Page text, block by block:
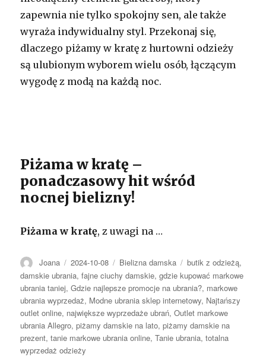
zapewnia nie tylko spokojny sen, ale także
wyraża indywidualny styl. Przekonaj się,
dlaczego piżamy w kratę z hurtowni odzieży
są ulubionym wyborem wielu osób, łączącym
wygodę z modą na każdą noc.
Piżama w kratę –
ponadczasowy hit wśród
nocnej bielizny!
Piżama w kratę, z uwagi na …
Autor
Joana Opublikowano
2024-10-08 Kategorie
Bielizna damska Tagi
butik z odzieżą,
damskie ubrania,fajne ciuchy damskie,gdzie kupować markowe
ubrania taniej,Gdzie najlepsze promocje na ubrania?, markowe
ubrania wyprzedaż, Modne ubrania sklep internetowy, Najtańszy
outlet online, największe wyprzedaże ubrań,Outlet markowe
ubrania Allegro,piżamy damskie na lato,piżamy damskie na
prezent,tanie markowe ubrania online,Tanie ubrania,totalna
wyprzedaż odzieży